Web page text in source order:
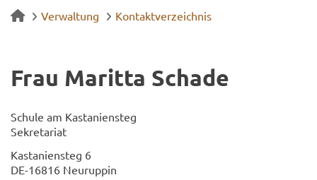
Verwaltung Kontaktverzeichnis
Frau Ma­rit­ta Scha­de
Schu­le am Kas­ta­ni­en­steg
Se­kre­ta­ri­at
Kas­ta­ni­en­steg 6
DE-​16816 Neu­rup­pin